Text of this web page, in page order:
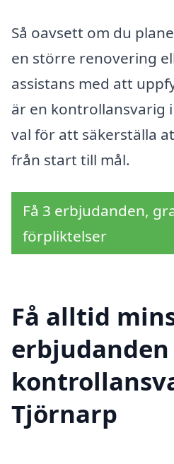
Så oavsett om du
en större renovering
assistans med att
är en kontrollansvarig
val för att säkerställa
från start till mål.
Få 3 erbjudanden,
förpliktelser
Få alltid
Tjörnarp